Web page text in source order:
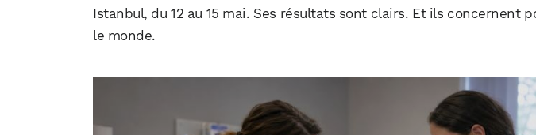
Istanbul, du 12 au 15 mai. Ses résultats sont clairs. Et ils concernent
le monde.